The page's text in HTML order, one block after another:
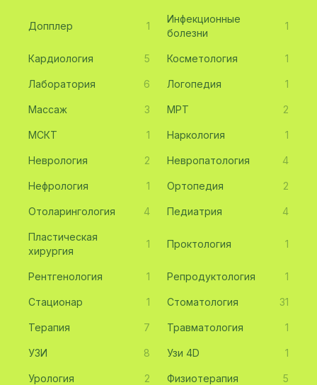
Допплер 1
Инфекционные
болезни
1
Кардиология 5 Косметология 1
Лаборатория 6 Логопедия 1
Массаж 3 МРТ 2
МСКТ 1 Наркология 1
Неврология 2 Невропатология 4
Нефрология 1 Ортопедия 2
Отоларингология 4 Педиатрия 4
Пластическая
хирургия
1 Проктология 1
Рентгенология 1 Репродуктология 1
Стационар 1 Стоматология 31
Терапия 7 Травматология 1
УЗИ 8 Узи 4D 1
Урология 2 Физиотерапия 5